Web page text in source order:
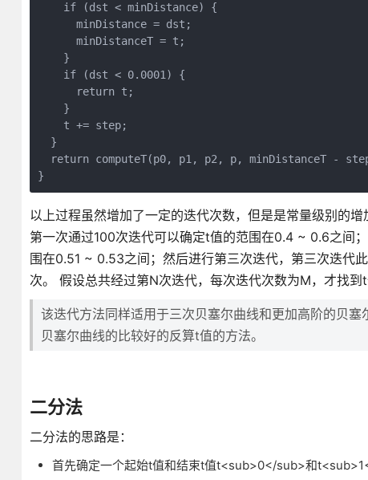
    if (dst < minDistance) {
      minDistance = dst;
      minDistanceT = t;
    }
    if (dst < 0.0001) {
      return t;
    }
    t += step;
  }
return computeT(p0, p1, p2, p, minDistanceT -
以上过程虽然增加了一定的迭代次数，但是是常量级别的
第一次通过100次迭代可以确定t值的范围在0.4 ~ 0.6之间
围在0.51 ~ 0.53之间；然后进行第三次迭代，第三次迭代
次。 假设总共经过第N次迭代，每次迭代次数为M，才找到
该迭代方法同样适用于三次贝塞尔曲线和更加高阶的贝
贝塞尔曲线的比较好的反算t值的方法。
二分法
二分法的思路是：
首先确定一个起始t值和结束t值t<sub>0</sub>和